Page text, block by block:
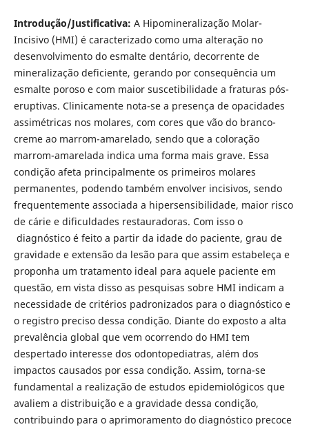
Introdução/Justificativa: A Hipomineralização Molar-
Incisivo (HMI) é caracterizado como uma alteração no
desenvolvimento do esmalte dentário, decorrente de
mineralização deficiente, gerando por consequência um
esmalte poroso e com maior suscetibilidade a fraturas pós-
eruptivas. Clinicamente nota-se a presença de opacidades
assimétricas nos molares, com cores que vão do branco-
creme ao marrom-amarelado, sendo que a coloração
marrom-amarelada indica uma forma mais grave. Essa
condição afeta principalmente os primeiros molares
permanentes, podendo também envolver incisivos, sendo
frequentemente associada a hipersensibilidade, maior risco
de cárie e dificuldades restauradoras. Com isso o
diagnóstico é feito a partir da idade do paciente, grau de
gravidade e extensão da lesão para que assim estabeleça e
proponha um tratamento ideal para aquele paciente em
questão, em vista disso as pesquisas sobre HMI indicam a
necessidade de critérios padronizados para o diagnóstico e
o registro preciso dessa condição. Diante do exposto a alta
prevalência global que vem ocorrendo do HMI tem
despertado interesse dos odontopediatras, além dos
impactos causados por essa condição. Assim, torna-se
fundamental a realização de estudos epidemiológicos que
avaliem a distribuição e a gravidade dessa condição,
contribuindo para o aprimoramento do diagnóstico precoce